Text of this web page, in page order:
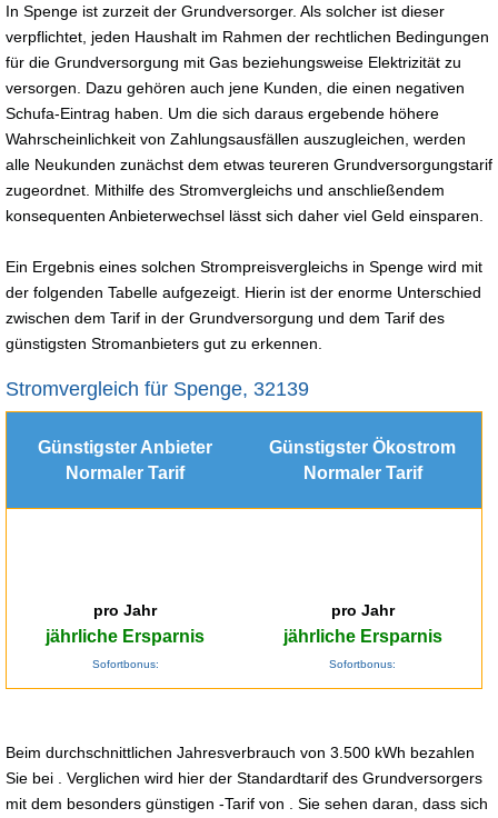
In Spenge ist zurzeit der Grundversorger. Als solcher ist dieser
verpflichtet, jeden Haushalt im Rahmen der rechtlichen Bedingungen
für die Grundversorgung mit Gas beziehungsweise Elektrizität zu
versorgen. Dazu gehören auch jene Kunden, die einen negativen
Schufa-Eintrag haben. Um die sich daraus ergebende höhere
Wahrscheinlichkeit von Zahlungsausfällen auszugleichen, werden
alle Neukunden zunächst dem etwas teureren Grundversorgungstarif
zugeordnet. Mithilfe des Stromvergleichs und anschließendem
konsequenten Anbieterwechsel lässt sich daher viel Geld einsparen.
Ein Ergebnis eines solchen Strompreisvergleichs in Spenge wird mit
der folgenden Tabelle aufgezeigt. Hierin ist der enorme Unterschied
zwischen dem Tarif in der Grundversorgung und dem Tarif des
günstigsten Stromanbieters gut zu erkennen.
Stromvergleich für Spenge, 32139
Günstigster Anbieter
Normaler Tarif
Günstigster Ökostrom
Normaler Tarif
pro Jahr
jährliche Ersparnis
Sofortbonus:
pro Jahr
jährliche Ersparnis
Sofortbonus:
Beim durchschnittlichen Jahresverbrauch von 3.500 kWh bezahlen
Sie bei . Verglichen wird hier der Standardtarif des Grundversorgers
mit dem besonders günstigen -Tarif von . Sie sehen daran, dass sich